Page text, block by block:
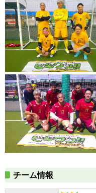
チーム情報